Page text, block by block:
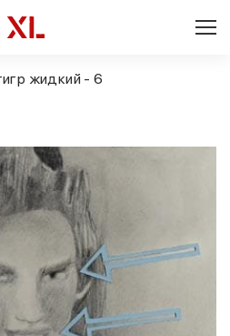
жидкий - 6